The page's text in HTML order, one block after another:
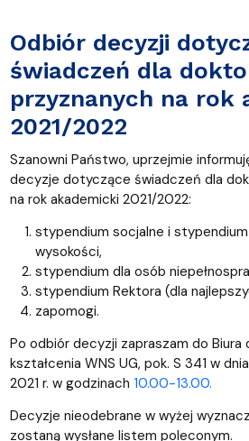
Odbiór decyzji
świadczeń dla
przyznanych na rok
2021/2022
Szanowni Państwo, uprzejmie
decyzje dotyczące świadczeń dla
na rok akademicki 2021/2022:
stypendium socjalne i
wysokości,
stypendium dla osób
stypendium Rektora (dla
zapomogi.
Po odbiór decyzji zapraszam do Biura
kształcenia WNS UG, pok. S 341 w
2021 r. w godzinach 10.00-13.00.
Decyzje nieodebrane w wyżej
zostaną wysłane listem poleconym.